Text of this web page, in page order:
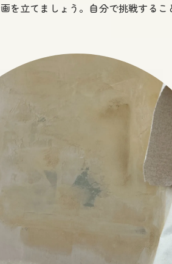
立てましょう。自分で挑戦するこ